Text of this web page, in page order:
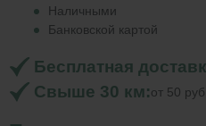
Наличными
Банковской картой
Бесплатная
Свыше 30 км:от 50